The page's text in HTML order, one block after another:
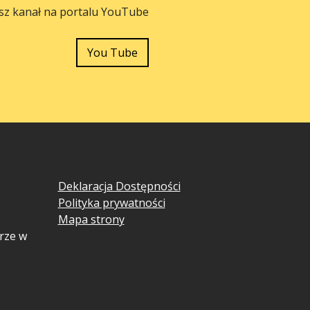
kanał na portalu YouTube
You Tube
w
Deklaracja Dostępności
Polityka prywatności
Mapa strony